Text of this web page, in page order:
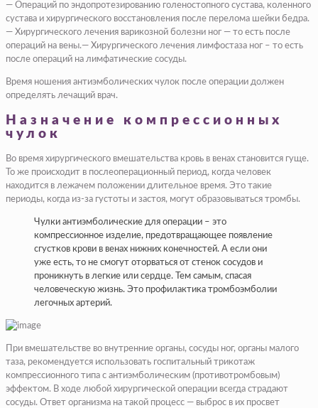
— Операций по эндопротезированию голеностопного сустава, коленного
сустава и хирургического восстановления после перелома шейки бедра.
— Хирургического лечения варикозной болезни ног — то есть после
операций на вены.— Хирургического лечения лимфостаза ног – то есть
после операций на лимфатические сосуды.
Время ношения антиэмболических чулок после операции должен
определять лечащий врач.
Назначение компрессионных
чулок
Во время хирургического вмешательства кровь в венах становится гуще.
То же происходит в послеоперационный период, когда человек
находится в лежачем положении длительное время. Это такие
периоды, когда из-за густоты и застоя, могут образовываться тромбы.
Чулки антиэмболические для операции – это
компрессионное изделие, предотвращающее появление
сгустков крови в венах нижних конечностей. А если они
уже есть, то не смогут оторваться от стенок сосудов и
проникнуть в легкие или сердце. Тем самым, спасая
человеческую жизнь. Это профилактика тромбоэмболии
легочных артерий.
При вмешательстве во внутренние органы, сосуды ног, органы малого
таза, рекомендуется использовать госпитальный трикотаж
компрессионного типа с антиэмболическим (противотромбовым)
эффектом. В ходе любой хирургической операции всегда страдают
сосуды. Ответ организма на такой процесс — выброс в их просвет